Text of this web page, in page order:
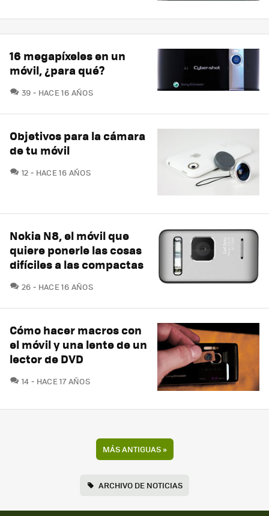
16 megapíxeles en un
móvil, ¿para qué?
39 COMENTARIOS
HACE 16 AÑOS
Objetivos para la cámara
de tu móvil
12 COMENTARIOS
HACE 16 AÑOS
Nokia N8, el móvil que
quiere ponerle las cosas
difíciles a las compactas
26 COMENTARIOS
HACE 16 AÑOS
Cómo hacer macros con
el móvil y una lente de un
lector de DVD
14 COMENTARIOS
HACE 17 AÑOS
MÁS ANTIGUAS»
ARCHIVO DE NOTICIAS